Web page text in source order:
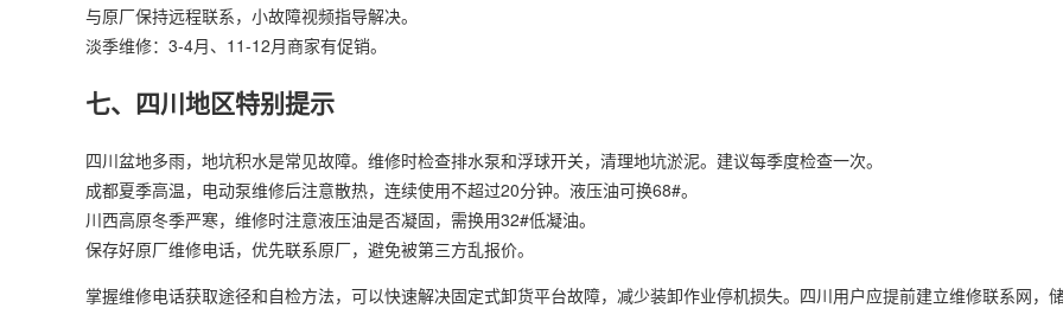
与原厂保持远程联系，小故障视频指导解决。
淡季维修：3-4月、11-12月商家有促销。
七、四川地区特别提示
四川盆地多雨，地坑积水是常见故障。维修时检查排水泵和浮球开关，清理地坑淤泥。建议每季度检查一次。
成都夏季高温，电动泵维修后注意散热，连续使用不超过20分钟。液压油可换68#。
川西高原冬季严寒，维修时注意液压油是否凝固，需换用32#低凝油。
保存好原厂维修电话，优先联系原厂，避免被第三方乱报价。
掌握维修电话获取途径和自检方法，可以快速解决固定式卸货平台故障，减少装卸作业停机损失。四川用户应提前建立维修联系网，储